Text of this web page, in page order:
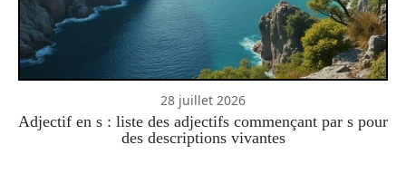
28 juillet 2026
Adjectif en s : liste des adjectifs commençant par s pour
des descriptions vivantes